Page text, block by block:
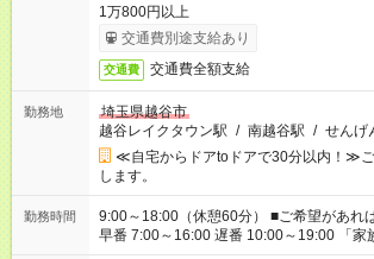
1万800円以上
交通費別途支給あり
交通費 交通費全額支給
勤務地
埼玉県越谷市
越谷レイクタウン駅 / 南越谷駅 / せんげ
≪自宅からドアtoドアで30分以内！≫
します。
勤務時間
9:00～18:00（休憩60分） ■ご希望があれば下記シフトもOK！
早番 7:00～16:00 遅番 10:00～19:00 「家族と休みを合わせた
い」 「余裕を持って夕飯の準備がしたい